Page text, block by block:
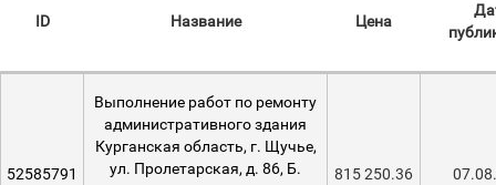
ID Название Цена
52585791
Выполнение работ по ремонту
административного здания
Курганская область, г. Щучье,
ул. Пролетарская, д. 86, Б.
815 250.36